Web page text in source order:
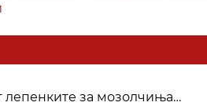
лепенките за мозолчиња